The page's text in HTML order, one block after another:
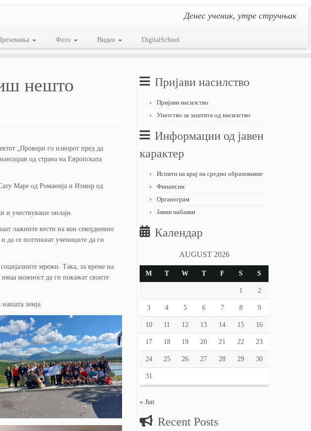
Денес ученик, утре стручњак
Фото Видео DigitalSchool
нешто
„Провери го изворот пред да
од страна на Европската
Маре од Романија и Измир од
и учествуваше онлајн.
лажните вести на кои секојдневно
да се поттикнат учениците да ги
мрежи. Така, за време на
можност да ги покажат своите
земја.
Пријави насилство
Пријави насилство
Упатство за заштита од насилство
Информации од јавен
карактер
Испити на крај на средно образование
Финансии
Органограм
Јавни набавки
Календар
AUGUST 2026
M T W T F S S
1 2
3 4 5 6 7 8 9
10 11 12 13 14 15 16
17 18 19 20 21 22 23
24 25 26 27 28 29 30
31
« Jun
Recent Posts